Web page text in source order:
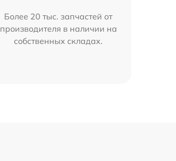
Более 20 тыс. запчастей от
производителя в наличии на
собственных складах.